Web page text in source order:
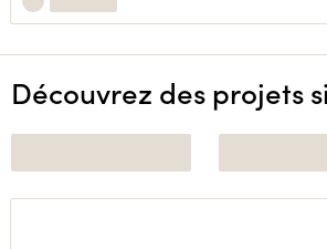
Découvrez des projets